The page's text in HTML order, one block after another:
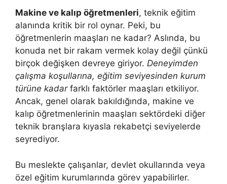
Makine ve kalıp öğretmenleri, teknik eğitim
alanında kritik bir rol oynar. Peki, bu
öğretmenlerin maaşları ne kadar? Aslında, bu
konuda net bir rakam vermek kolay değil çünkü
birçok değişken devreye giriyor. Deneyimden
çalışma koşullarına, eğitim seviyesinden kurum
türüne kadarfarklı faktörler maaşları etkiliyor.
Ancak, genel olarak bakıldığında, makine ve
kalıp öğretmenlerinin maaşları sektördeki diğer
teknik branşlara kıyasla rekabetçi seviyelerde
seyrediyor.
Bu meslekte çalışanlar, devlet okullarında veya
özel eğitim kurumlarında görev yapabilirler.